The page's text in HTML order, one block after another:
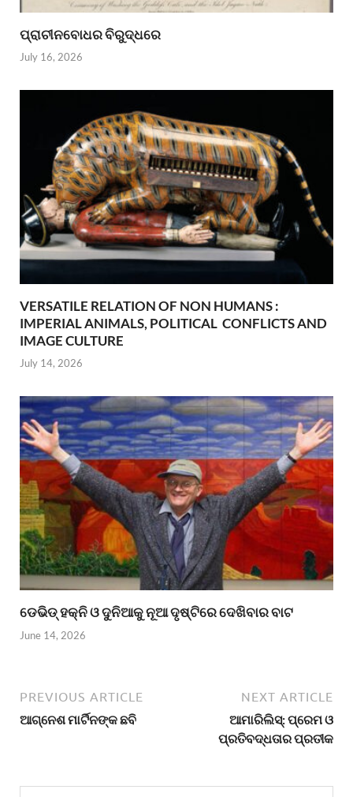
ପ୍ରାଚୀନବୋଧର ବିରୁଦ୍ଧରେ
July 16, 2026
VERSATILE RELATION OF NON HUMANS :
IMPERIAL ANIMALS, POLITICAL CONFLICTS AND
IMAGE CULTURE
July 14, 2026
ଡେଭିଡ୍ ହକ୍ନି ଓ ଦୁନିଆକୁ ନୂଆ ଦୃଷ୍ଟିରେ ଦେଖିବାର ବାଟ
June 14, 2026
PREVIOUS ARTICLE
ଆଗ୍ନେଶ ମାର୍ଟିନଙ୍କ ଛବି
NEXT ARTICLE
ଆମାରିଲିସ୍: ପ୍ରେମ ଓ
ପ୍ରତିବଦ୍ଧତାର ପ୍ରତୀକ